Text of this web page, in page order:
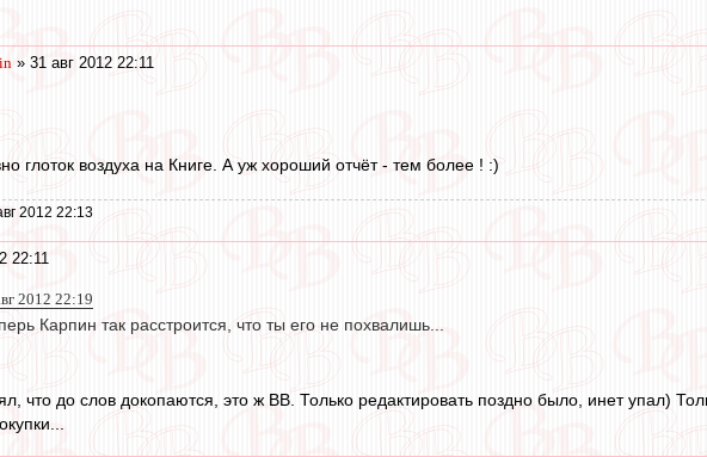
» 31 авг 2012 22:11
глоток воздуха на Книге. А уж хороший отчёт - тем более ! :)
2012 22:13
22:11
2012 22:19
Карпин так расстроится, что ты его не похвалишь...
что до слов докопаются, это ж ВВ. Только редактировать поздно было, инет упал)